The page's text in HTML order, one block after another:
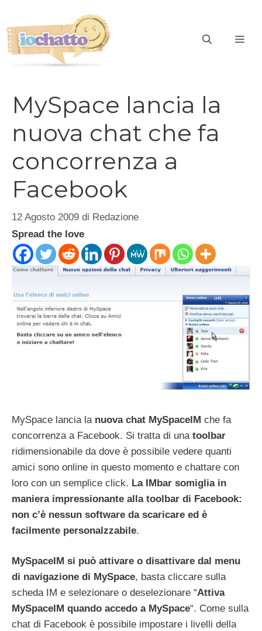
contenuto
MySpace lancia la
nuova chat che fa
concorrenza a
Facebook
12 Agosto 2009 di Redazione
Spread the love
MySpace lancia la nuova chat MySpaceIM che fa
concorrenza a Facebook. Si tratta di una toolbar
ridimensionabile da dove è possibile vedere quanti
amici sono online in questo momento e chattare con
loro con un semplice click. La IMbar somiglia in
maniera impressionante alla toolbar di Facebook:
non c’è nessun software da scaricare ed è
facilmente personalzzabile.
MySpaceIM si può attivare o disattivare dal menu
di navigazione di MySpace, basta cliccare sulla
scheda IM e selezionare o deselezionare “Attiva
MySpaceIM quando accedo a MySpace“. Come sulla
chat di Facebook è possibile impostare i livelli della